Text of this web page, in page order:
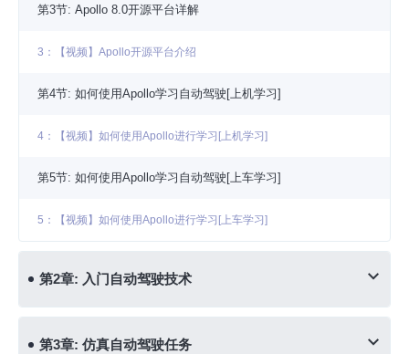
第3节: Apollo 8.0开源平台详解
3：【视频】Apollo开源平台介绍
第4节: 如何使用Apollo学习自动驾驶[上机学习]
4：【视频】如何使用Apollo进行学习[上机学习]
第5节: 如何使用Apollo学习自动驾驶[上车学习]
5：【视频】如何使用Apollo进行学习[上车学习]
第2章: 入门自动驾驶技术
第3章: 仿真自动驾驶任务